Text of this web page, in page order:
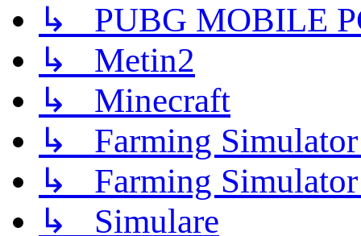
↳ PUBG MOBILE
↳ Metin2
↳ Minecraft
↳ Farming
↳ Farming
↳ Simulare